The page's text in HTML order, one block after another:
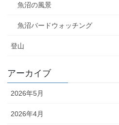
魚沼の風景
魚沼バードウォッチング
登山
アーカイブ
2026年5月
2026年4月